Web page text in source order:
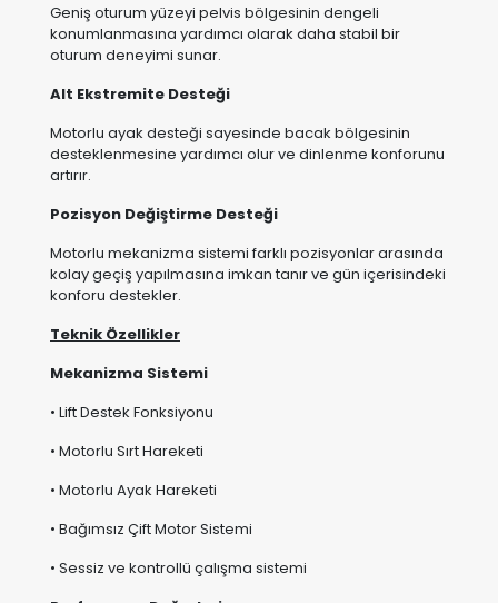
Motorlu ayak desteği sayesinde bacak bölgesinin
desteklenmesine yardımcı olur ve dinlenme konforunu
Motorlu mekanizma sistemi farklı pozisyonlar arasında
kolay geçiş yapılmasına imkan tanır ve gün içerisindeki
Mekanizma Sistemi
• Bağımsız Çift Motor Sistemi
Performans Değerleri
• Maksimum Yatış Açısı: 180°
• Maksimum Taşıma Kapasitesi: 140 kg